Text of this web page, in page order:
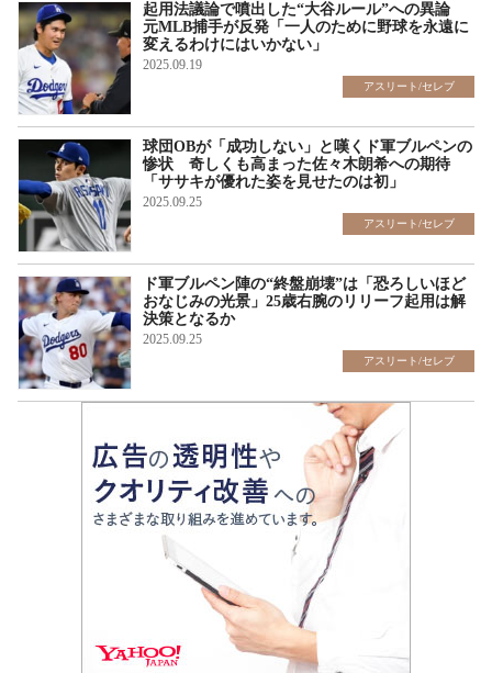
起用法議論で噴出した“大谷ルール”への異論
元MLB捕手が反発「一人のために野球を永遠に
変えるわけにはいかない」
2025.09.19
アスリート/セレブ
球団OBが「成功しない」と嘆くド軍ブルペンの
惨状 奇しくも高まった佐々木朗希への期待
「ササキが優れた姿を見せたのは初」
2025.09.25
アスリート/セレブ
ド軍ブルペン陣の“終盤崩壊”は「恐ろしいほど
おなじみの光景」25歳右腕のリリーフ起用は解
決策となるか
2025.09.25
アスリート/セレブ